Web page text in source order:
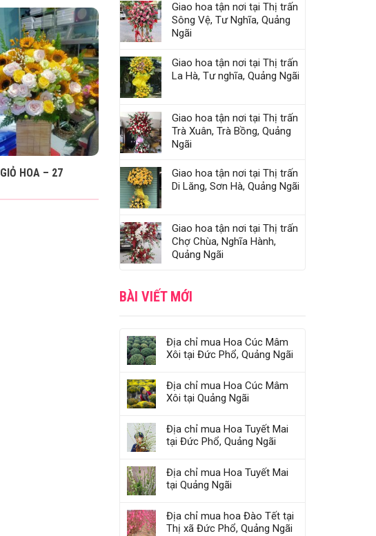
Giao hoa tận nơi tại Thị trấn
Sông Vệ, Tư Nghĩa, Quảng
Ngãi
Giao hoa tận nơi tại Thị trấn
La Hà, Tư nghĩa, Quảng Ngãi
Giao hoa tận nơi tại Thị trấn
Trà Xuân, Trà Bồng, Quảng
Ngãi
Giao hoa tận nơi tại Thị trấn
Di Lăng, Sơn Hà, Quảng Ngãi
Giao hoa tận nơi tại Thị trấn
Chợ Chùa, Nghĩa Hành,
Quảng Ngãi
BÀI VIẾT MỚI
Địa chỉ mua Hoa Cúc Mâm
Xôi tại Đức Phổ, Quảng Ngãi
Địa chỉ mua Hoa Cúc Mâm
Xôi tại Quảng Ngãi
Địa chỉ mua Hoa Tuyết Mai
tại Đức Phổ, Quảng Ngãi
Địa chỉ mua Hoa Tuyết Mai
tại Quảng Ngãi
Địa chỉ mua hoa Đào Tết tại
Thị xã Đức Phổ, Quảng Ngãi
GIỎ HOA – 27